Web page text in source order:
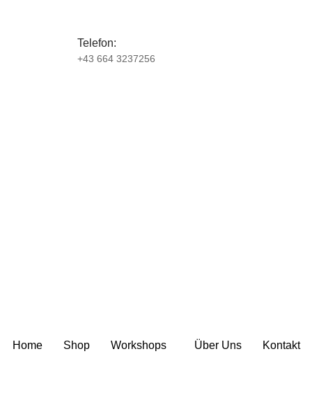
Telefon:
+43 664 3237256
Home Shop Workshops Über Uns Kontakt